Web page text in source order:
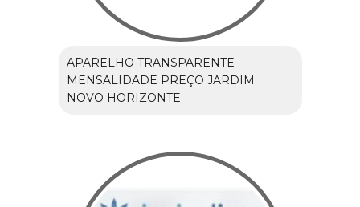
APARELHO TRANSPARENTE
MENSALIDADE PREÇO JARDIM
NOVO HORIZONTE